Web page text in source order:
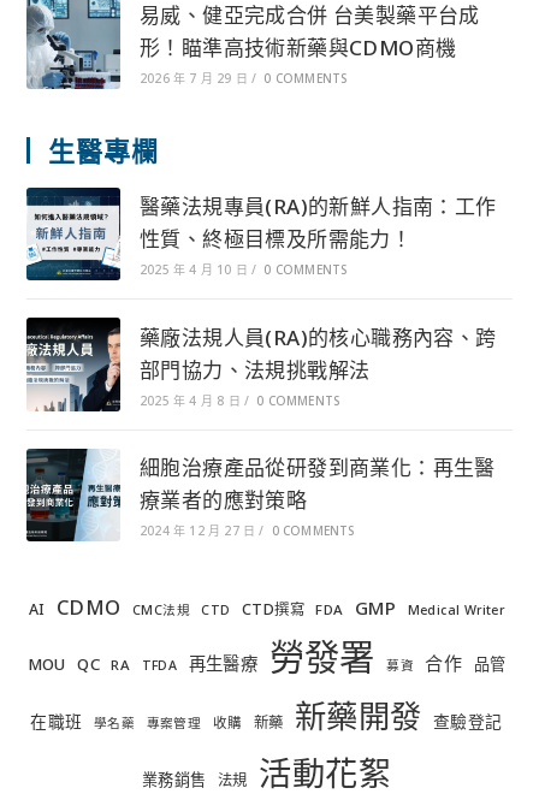
易威、健亞完成合併 台美製藥平台成
形！瞄準高技術新藥與CDMO商機
2026 年 7 月 29 日 / 0 COMMENTS
生醫專欄
醫藥法規專員(RA)的新鮮人指南：工作
性質、終極目標及所需能力！
2025 年 4 月 10 日 / 0 COMMENTS
藥廠法規人員(RA)的核心職務內容、跨
部門協力、法規挑戰解法
2025 年 4 月 8 日 / 0 COMMENTS
細胞治療產品從研發到商業化：再生醫
療業者的應對策略
2024 年 12 月 27 日 / 0 COMMENTS
AI CDMO CMC法規 CTD CTD撰寫 FDA GMP Medical Writer
MOU QC RA TFDA 再生醫療 勞發署 募資 合作 品管
在職班 學名藥 專案管理 收購 新藥 新藥開發 查驗登記
業務銷售 法規 活動花絮